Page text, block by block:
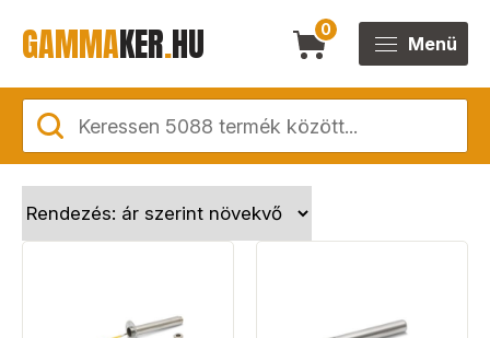
GAMMAKER.HU 0
Menü